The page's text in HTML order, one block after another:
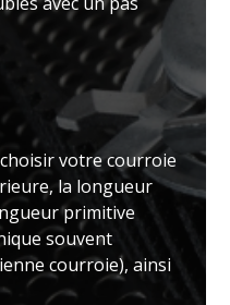
votre courroie
la longueur
primitive
souvent
courroie), ainsi